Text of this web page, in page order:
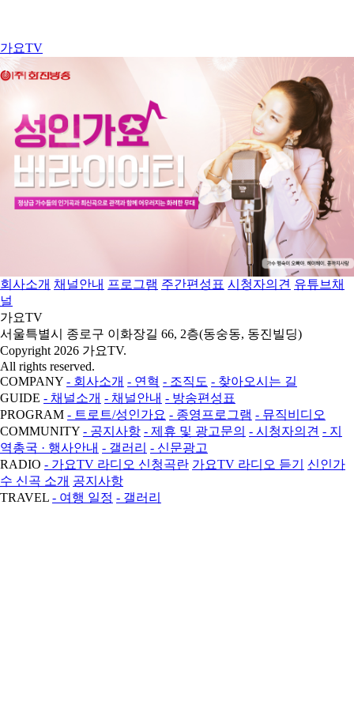
가요TV
회사소개 채널안내 프로그램 주간편성표 시청자의견 유튜브채
널
가요TV
서울특별시 종로구 이화장길 66, 2층(동숭동, 동진빌딩)
Copyright 2026 가요TV.
All rights reserved.
COMPANY - 회사소개 - 연혁 - 조직도 - 찾아오시는 길
GUIDE - 채널소개 - 채널안내 - 방송편성표
PROGRAM - 트로트/성인가요 - 종영프로그램 - 뮤직비디오
COMMUNITY - 공지사항 - 제휴 및 광고문의 - 시청자의견 - 지
역총국 · 행사안내 - 갤러리 - 신문광고
RADIO - 가요TV 라디오 신청곡란 가요TV 라디오 듣기
신인가
수 신곡 소개 공지사항
TRAVEL - 여행 일정 - 갤러리